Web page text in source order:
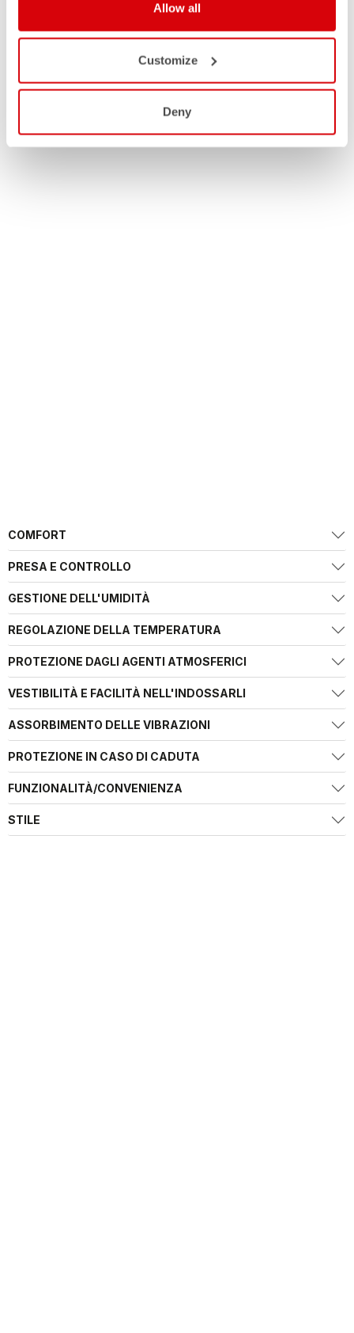
Allow all
Customize
Deny
COMFORT
PRESA E CONTROLLO
GESTIONE DELL'UMIDITÀ
REGOLAZIONE DELLA TEMPERATURA
PROTEZIONE DAGLI AGENTI ATMOSFERICI
VESTIBILITÀ E FACILITÀ NELL'INDOSSARLI
ASSORBIMENTO DELLE VIBRAZIONI
PROTEZIONE IN CASO DI CADUTA
FUNZIONALITÀ/CONVENIENZA
STILE